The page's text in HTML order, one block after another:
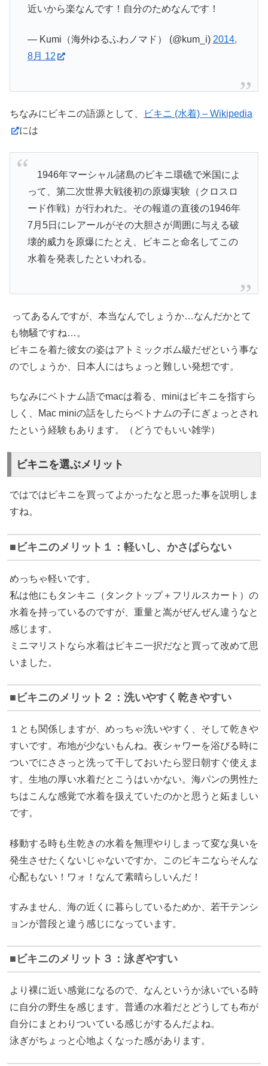
近いから楽なんです！自分のためなんです！
— Kumi（海外ゆるふわノマド） (@kum_i) 2014,
8月 12
ちなみにビキニの語源として、
ビキニ (水着) – Wikipedia
には
1946年マーシャル諸島のビキニ環礁で米国によ
って、第二次世界大戦後初の原爆実験（クロスロ
ード作戦）が行われた。その報道の直後の1946年
7月5日にレアールがその大胆さが周囲に与える破
壊的威力を原爆にたとえ、ビキニと命名してこの
水着を発表したといわれる。
ってあるんですが、本当なんでしょうか…なんだかとて
も物騒ですね…。
ビキニを着た彼女の姿はアトミックボム級だぜという事な
のでしょうか、日本人にはちょっと難しい発想です。
ちなみにベトナム語でmacは着る、miniはビキニを指すら
しく、Mac miniの話をしたらベトナムの子にぎょっとされ
たという経験もあります。（どうでもいい雑学）
ビキニを選ぶメリット
ではではビキニを買ってよかったなと思った事を説明しま
すね。
ビキニのメリット１：軽いし、かさばらない
めっちゃ軽いです。
私は他にもタンキニ（タンクトップ＋フリルスカート）の
水着を持っているのですが、重量と嵩がぜんぜん違うなと
感じます。
ミニマリストなら水着はビキニ一択だなと買って改めて思
いました。
ビキニのメリット２：洗いやすく乾きやすい
１とも関係しますが、めっちゃ洗いやすく、そして乾きや
すいです。布地が少ないもんね。夜シャワーを浴びる時に
ついでにささっと洗って干しておいたら翌日朝すぐ使えま
す。生地の厚い水着だとこうはいかない。海パンの男性た
ちはこんな感覚で水着を扱えていたのかと思うと妬ましい
です。
移動する時も生乾きの水着を無理やりしまって変な臭いを
発生させたくないじゃないですか。このビキニならそんな
心配もない！ワォ！なんて素晴らしいんだ！
すみません、海の近くに暮らしているためか、若干テンシ
ョンが普段と違う感じになっています。
ビキニのメリット３：泳ぎやすい
より裸に近い感覚になるので、なんというか泳いでいる時
に自分の野生を感じます。普通の水着だとどうしても布が
自分にまとわりついている感じがするんだよね。
泳ぎがちょっと心地よくなった感があります。